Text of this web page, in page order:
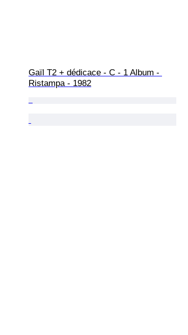
Gaïl T2 + dédicace - C - 1 Album -
Ristampa - 1982